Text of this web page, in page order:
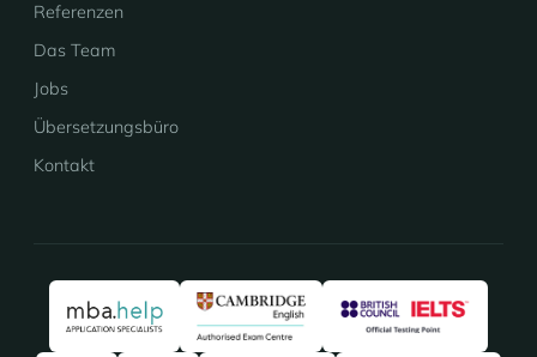
Referenzen
Das Team
Jobs
Übersetzungsbüro
Kontakt